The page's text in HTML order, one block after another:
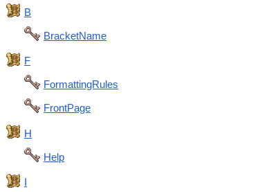
B
BracketName
F
FormattingRules
FrontPage
H
Help
I